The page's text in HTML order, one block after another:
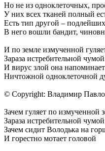
Но не из одноклеточных,
У них всех тканей полный
Есть тип другой –
В него вошли бандит,
И по земле измученной
Зараза истребительной
И вирус злой она напоминает
Ничтожной одноклеточной
© Copyright: Владимир
Зачем гуляет по измученной
Зараза истребительной чумой
Зачем сидит Володька на
И горестно мотает головой